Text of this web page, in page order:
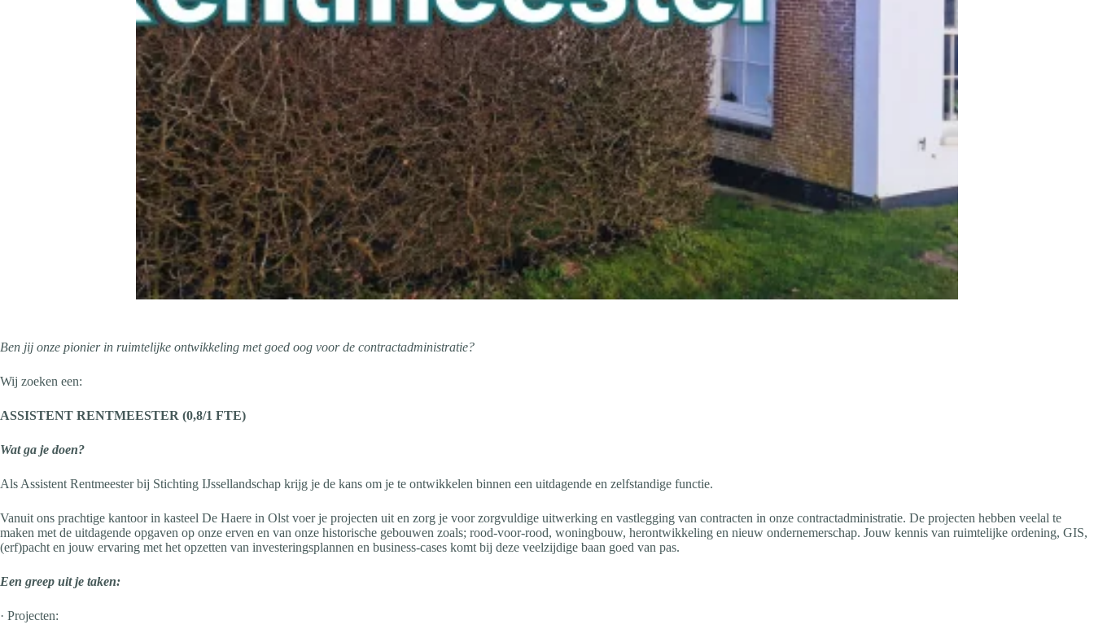
Ben jij onze pionier in ruimtelijke ontwikkeling met goed oog voor de contractadministratie?
Wij zoeken een:
ASSISTENT RENTMEESTER (0,8/1 FTE)
Wat ga je doen?
Als Assistent Rentmeester bij Stichting IJssellandschap krijg je de kans om je te ontwikkelen binnen een uitdagende en zelfstandige functie.
Vanuit ons prachtige kantoor in kasteel De Haere in Olst voer je projecten uit en zorg je voor zorgvuldige uitwerking en vastlegging van contracten in onze contractadministratie. De projecten hebben veelal te
maken met de uitdagende opgaven op onze erven en van onze historische gebouwen zoals; rood-voor-rood, woningbouw, herontwikkeling en nieuw ondernemerschap. Jouw kennis van ruimtelijke ordening, GIS,
(erf)pacht en jouw ervaring met het opzetten van investeringsplannen en business-cases komt bij deze veelzijdige baan goed van pas.
Een greep uit je taken:
· Projecten: